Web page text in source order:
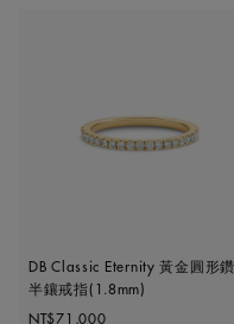
DB Classic Eternity 黃金圓形
半鑲戒指(1.8mm)
Original price
NT$71,000